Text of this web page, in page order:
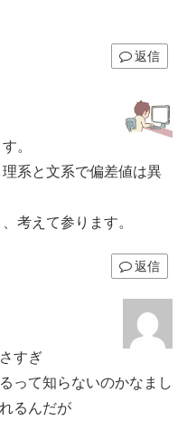
返信
。
系と文系で偏差値は異
考えて参ります。
返信
すぎ
って知らないのかなまし
るんだが